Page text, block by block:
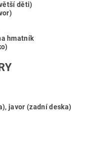
děti)
hmatník
javor (zadní deska)